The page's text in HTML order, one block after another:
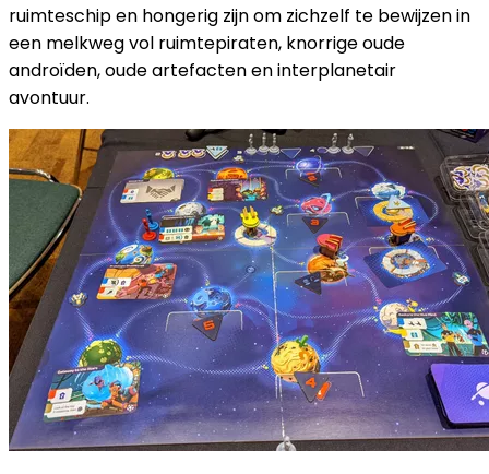
ruimteschip en hongerig zijn om zichzelf te bewijzen in
een melkweg vol ruimtepiraten, knorrige oude
androïden, oude artefacten en interplanetair
avontuur.